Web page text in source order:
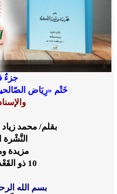
جزءٌ
خَتْم «رِيَاض
بقلم/ محمد زياد
النَّشْرة
مزيدة
10 ذو القَعْدة 1447
بسم الله